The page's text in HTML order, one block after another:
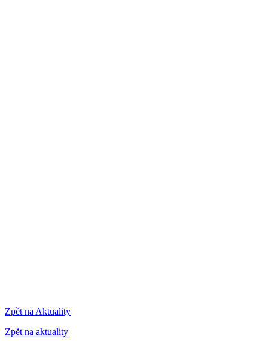
Zpět na Aktuality
Zpět na aktuality